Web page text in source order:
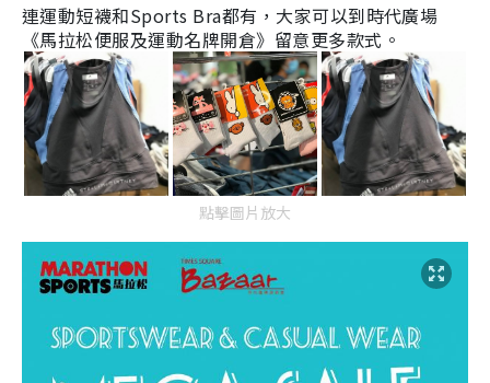
連運動短襪和Sports Bra都有，大家可以到時代廣場
《馬拉松便服及運動名牌開倉》留意更多款式。
點擊圖片放大